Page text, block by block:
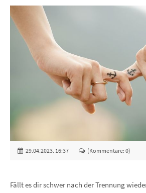
29.04.2023. 16:37 (Kommentare: 0)
Fällt es dir schwer nach der Trennung